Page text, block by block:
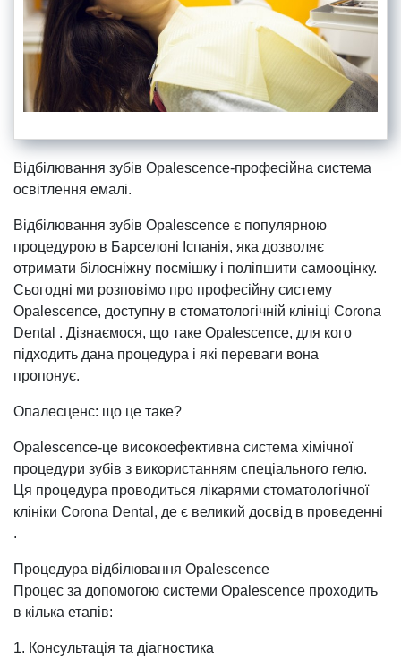
Відбілювання зубів Opalescence-професійна система
освітлення емалі.
Відбілювання зубів Opalescence є популярною
процедурою в Барселоні Іспанія, яка дозволяє
отримати білосніжну посмішку і поліпшити самооцінку.
Сьогодні ми розповімо про професійну систему
Opalescence, доступну в стоматологічній клініці Corona
Dental . Дізнаємося, що таке Opalescence, для кого
підходить дана процедура і які переваги вона
пропонує.
Опалесценс: що це таке?
Opalescence-це високоефективна система хімічної
процедури зубів з використанням спеціального гелю.
Ця процедура проводиться лікарями стоматологічної
клініки Corona Dental, де є великий досвід в проведенні
.
Процедура відбілювання Opalescence
Процес за допомогою системи Opalescence проходить
в кілька етапів:
1. Консультація та діагностика